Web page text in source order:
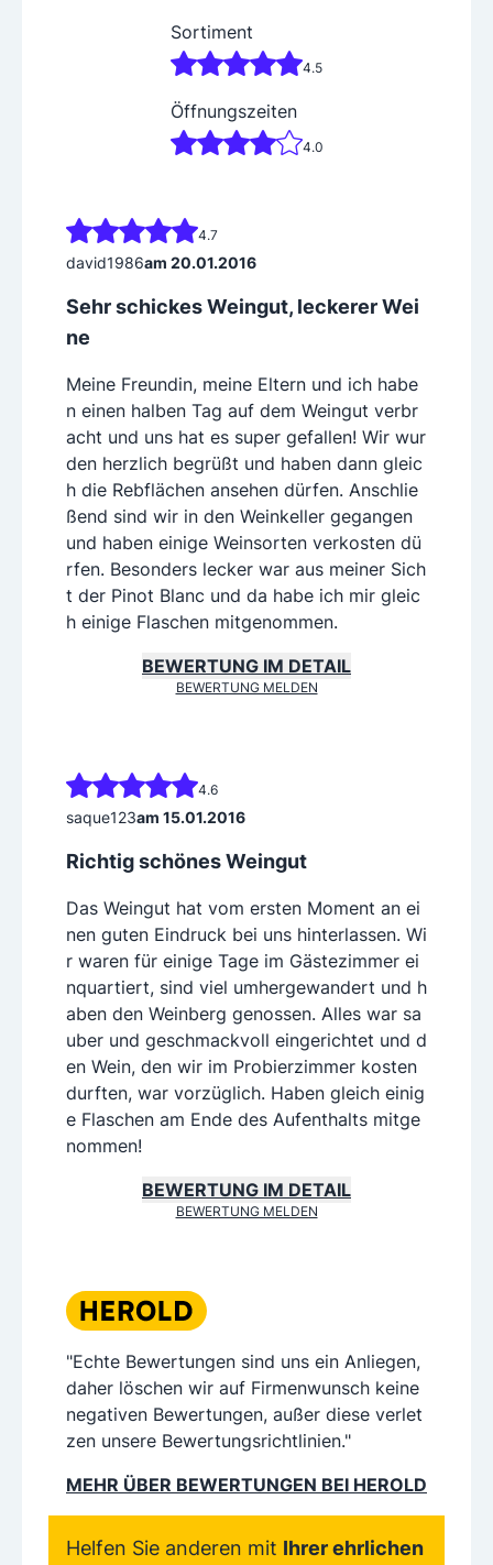
Sortiment
4.5
Öffnungszeiten
4.0
4.7
david1986am 20.01.2016
Sehr schickes Weingut, leckerer Wei
ne
Meine Freundin, meine Eltern und ich habe
n einen halben Tag auf dem Weingut verbr
acht und uns hat es super gefallen! Wir wur
den herzlich begrüßt und haben dann gleic
h die Rebflächen ansehen dürfen. Anschlie
ßend sind wir in den Weinkeller gegangen
und haben einige Weinsorten verkosten dü
rfen. Besonders lecker war aus meiner Sich
t der Pinot Blanc und da habe ich mir gleic
h einige Flaschen mitgenommen.
BEWERTUNG IM DETAIL
BEWERTUNG MELDEN
4.6
saque123am 15.01.2016
Richtig schönes Weingut
Das Weingut hat vom ersten Moment an ei
nen guten Eindruck bei uns hinterlassen. Wi
r waren für einige Tage im Gästezimmer ei
nquartiert, sind viel umhergewandert und h
aben den Weinberg genossen. Alles war sa
uber und geschmackvoll eingerichtet und d
en Wein, den wir im Probierzimmer kosten
durften, war vorzüglich. Haben gleich einig
e Flaschen am Ende des Aufenthalts mitge
nommen!
BEWERTUNG IM DETAIL
BEWERTUNG MELDEN
"Echte Bewertungen sind uns ein Anliegen,
daher löschen wir auf Firmenwunsch keine
negativen Bewertungen, außer diese verlet
zen unsere Bewertungsrichtlinien."
MEHR ÜBER BEWERTUNGEN BEI HEROLD
Helfen Sie anderen mit Ihrer ehrlichen